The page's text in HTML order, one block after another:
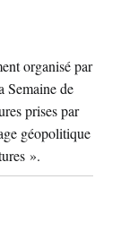
organisé par
Semaine de
prises par
géopolitique
».